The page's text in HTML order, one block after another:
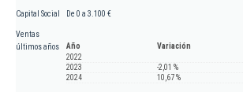
Capital Social De 0 a 3.100 €
Ventas
últimos años
Año
Variación
2022
2023
-2,01 %
2024
10,67 %